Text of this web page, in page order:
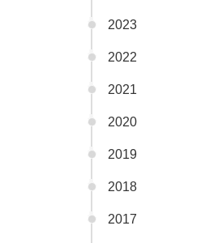
2023
2022
2021
2020
2019
2018
2017